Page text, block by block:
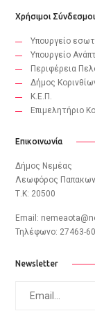
Χρήσιμοι Σύνδεσμοι
Υπουργείο
Υπουργείο
Περιφέρεια
Δήμος
Κ.Ε.Π.
Eπιμελητήριο
Επικοινωνία
Δήμος Νεμέας
Λεωφόρος
Τ.Κ: 20500
Email:
Τηλέφωνο: 27463-
Newsletter